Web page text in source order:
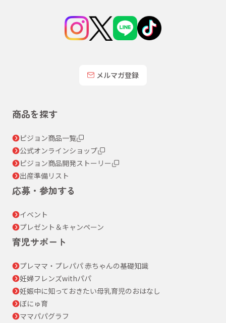
メルマガ登録
商品を探す
ピジョン商品一覧
公式オンラインショップ
ピジョン商品開発ストーリー
出産準備リスト
応募・参加する
イベント
プレゼント＆キャンペーン
育児サポート
プレママ・プレパパ 赤ちゃんの基礎知識
妊婦フレンズwithパパ
妊娠中に知っておきたい母乳育児のおはなし
ぼにゅ育
ママパパグラフ